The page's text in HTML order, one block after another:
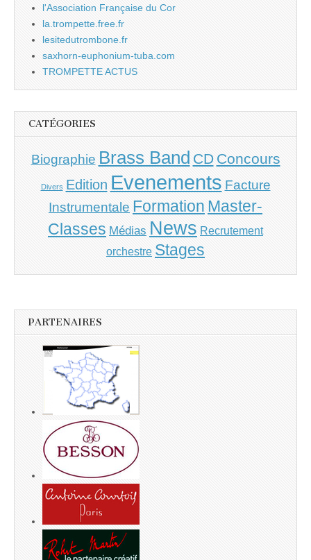
l'Association Française du Cor
la.trompette.free.fr
lesitedutrombone.fr
saxhorn-euphonium-tuba.com
TROMPETTE ACTUS
CATÉGORIES
Biographie Brass Band CD Concours
Divers Edition Evenements Facture
Instrumentale Formation Master-
Classes Médias News Recrutement
orchestre Stages
PARTENAIRES